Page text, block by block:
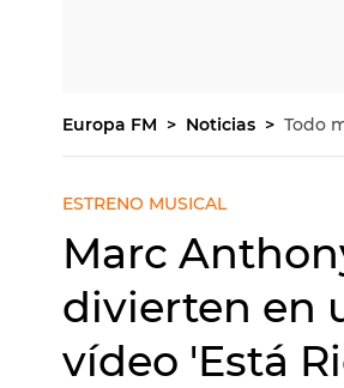
Europa FM Noticias Todo
ESTRENO MUSICAL
Marc
divierten en
vídeo 'Está